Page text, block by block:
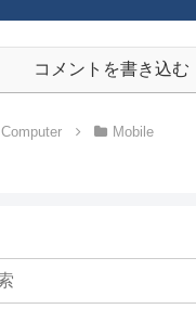
コメントを書き込む
Computer Mobile